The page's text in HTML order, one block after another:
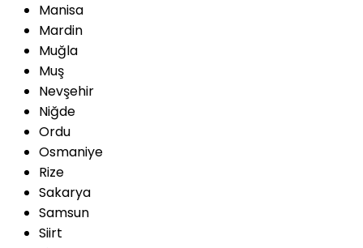
Manisa
Mardin
Muğla
Muş
Nevşehir
Niğde
Ordu
Osmaniye
Rize
Sakarya
Samsun
Siirt